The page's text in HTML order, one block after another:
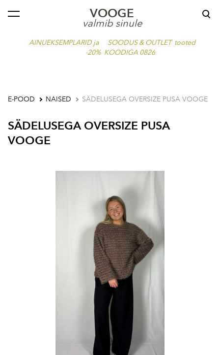
VOOGE
valmib sinule
AINUEKSEMPLARID ja SOODUS & OUTLET tooted
-20% KOODIGA 0826
lisati ostukorvi. Vaata ostukorvi
E-POOD NAISED SÄDELUSEGA OVERSIZE PUSA VOOGE
SÄDELUSEGA OVERSIZE PUSA
VOOGE